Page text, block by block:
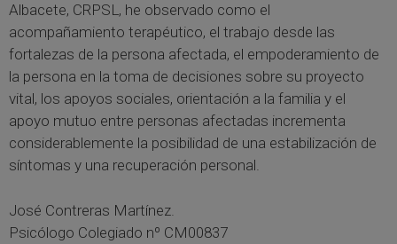
Albacete, CRPSL, he observado como el
acompañamiento terapéutico, el trabajo desde las
fortalezas de la persona afectada, el empoderamiento de
la persona en la toma de decisiones sobre su proyecto
vital, los apoyos sociales, orientación a la familia y el
apoyo mutuo entre personas afectadas incrementa
considerablemente la posibilidad de una estabilización de
síntomas y una recuperación personal.
José Contreras Martínez.
Psicólogo Colegiado nº CM00837